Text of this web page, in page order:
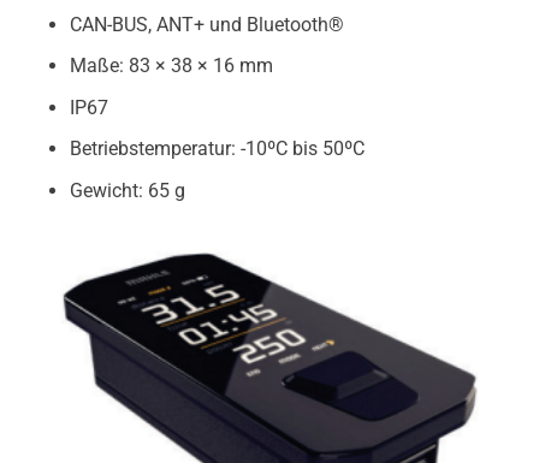
CAN-BUS, ANT+ und Bluetooth®
Maße: 83 × 38 × 16 mm
IP67
Betriebstemperatur: -10ºC bis 50ºC
Gewicht: 65 g